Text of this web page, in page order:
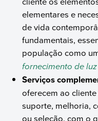
elementares e
de vida
fundamentais,
população como
fornecimento de
Serviços
oferecem ao
suporte, melhoria,
ou seleção, com o